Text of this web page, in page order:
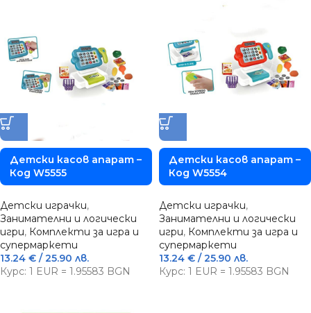
Детски касов апарат –
Код W5555
Детски играчки,
Занимателни и логически
игри, Комплекти за игра и
супермаркети
13.24 € / 25.90 лв.
Курс: 1 EUR = 1.95583 BGN
Детски касов апарат –
Код W5554
Детски играчки,
Занимателни и логически
игри, Комплекти за игра и
супермаркети
13.24 € / 25.90 лв.
Курс: 1 EUR = 1.95583 BGN